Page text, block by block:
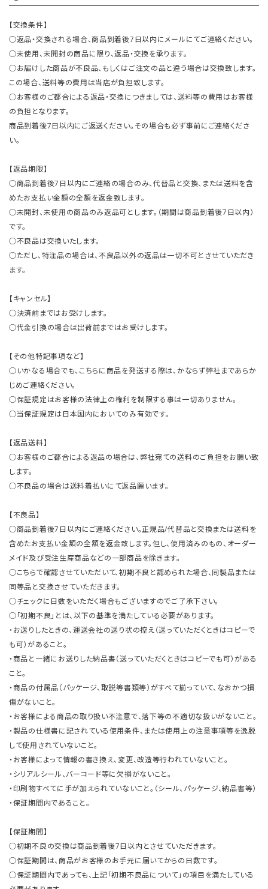
【交換条件】
○返品・交換される場合、商品到着後7日以内にメールにてご連絡ください。
○未使用、未開封の商品に限り、返品・交換を承ります。
○お届けした商品が不良品、もしくはご注文の品と違う場合は交換致します。
この場合、送料等の費用は当店が負担致します。
○お客様のご都合による返品・交換につきましては、送料等の費用はお客様
の負担となります。
商品到着後7日以内にご返送ください。その場合も必ず事前にご連絡くださ
い。
【返品期限】
○商品到着後7日以内にご連絡の場合のみ、代替品と交換、または送料を含
めたお支払い金額の全額を返金致します。
○未開封、未使用の商品のみ返品可とします。（期間は商品到着後7日以内）
です。
○不良品は交換いたします。
○ただし、特注品の場合は、不良品以外の返品は一切不可とさせていただき
ます。
【キャンセル】
○決済前まではお受けします。
○代金引換の場合は出荷前まではお受けします。
【その他特記事項など】
○いかなる場合でも、こちらに商品を発送する際は、かならず弊社まであらか
じめご連絡ください。
○保証規定はお客様の法律上の権利を制限する事は一切ありません。
○当保証規定は日本国内においてのみ有効です。
【返品送料】
○お客様のご都合による返品の場合は、弊社宛ての送料のご負担をお願い致
します。
○不良品の場合は送料着払いにて返品願います。
【不良品】
○商品到着後7日以内にご連絡ください。正規品/代替品と交換または送料を
含めたお支払い金額の全額を返金致します。但し、使用済みのもの、オーダー
メイド及び受注生産商品などの一部商品を除きます。
○こちらで確認させていただいて、初期不良と認められた場合、同製品または
同等品と交換させていただきます。
○チェックに日数をいただく場合もございますのでご了承下さい。
○「初期不良」とは、以下の基準を満たしている必要があります。
・お送りしたときの、運送会社の送り状の控え（送っていただくときはコピーで
も可）があること。
・商品と一緒にお送りした納品書（送っていただくときはコピーでも可）がある
こと。
・商品の付属品（パッケージ、取説等書類等）がすべて揃っていて、なおかつ損
傷がないこと。
・お客様による商品の取り扱い不注意で、落下等の不適切な扱いがないこと。
・製品の仕様書に記されている使用条件、または使用上の注意事項等を逸脱
して使用されていないこと。
・お客様によって情報の書き換え、変更、改造等行われていないこと。
・シリアルシール、バーコード等に欠損がないこと。
・印刷物すべてに手が加えられていないこと。（シール、パッケージ、納品書等）
・保証期間内であること。
【保証期間】
○初期不良の交換は商品到着後7日以内とさせていただきます。
○保証期間は、商品がお客様のお手元に届いてからの日数です。
○保証期間内であっても、上記「初期不良品について」の項目を満たしている